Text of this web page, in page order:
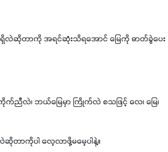
ဘယ်မြေမှာ ကြိုက်လဲ စသဖြင့် လေ၊ မြေ၊
နောက်တစ်ချက် ဒီအပင်မှာတော့ ဘာရောဂါ၊ ပိုးမွှားတွေ ကျရောက်တတ်လဲဆိုတာကိုပါ လေ့လာဖို့မမေ့ပါ‌နဲ့။